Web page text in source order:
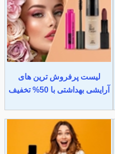
لیست پرفروش ترین های
آرایشی بهداشتی با 50% تخفیف